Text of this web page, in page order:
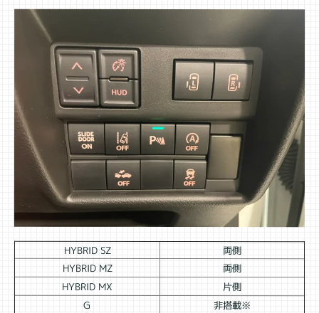
HYBRID SZ 両側
HYBRID MZ 両側
HYBRID MX 片側
G 非搭載※